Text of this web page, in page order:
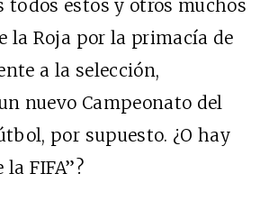
todos estos y otros muchos
la Roja por la primacía de
a la selección,
nuevo Campeonato del
por supuesto. ¿O hay
la FIFA”?